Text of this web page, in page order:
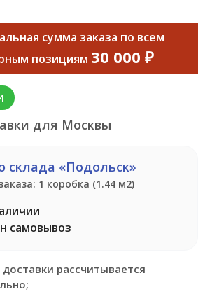
сумма заказа по всем
позициям 30 000 ₽
для Москвы
склада «Подольск»
1 коробка (1.44 м2)
самовывоз
рассчитывается